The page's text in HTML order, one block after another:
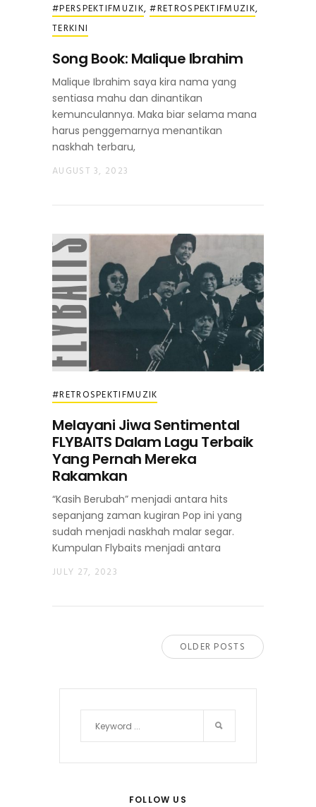
#PERSPEKTIFMUZIK,#RETROSPEKTIFMUZIK,
TERKINI
Song Book: Malique Ibrahim
Malique Ibrahim saya kira nama yang
sentiasa mahu dan dinantikan
kemunculannya. Maka biar selama mana
harus penggemarnya menantikan
naskhah terbaru,
AUGUST 3, 2023
#RETROSPEKTIFMUZIK
Melayani Jiwa Sentimental
FLYBAITS Dalam Lagu Terbaik
Yang Pernah Mereka
Rakamkan
“Kasih Berubah” menjadi antara hits
sepanjang zaman kugiran Pop ini yang
sudah menjadi naskhah malar segar.
Kumpulan Flybaits menjadi antara
JULY 27, 2023
OLDER POSTS
FOLLOW US